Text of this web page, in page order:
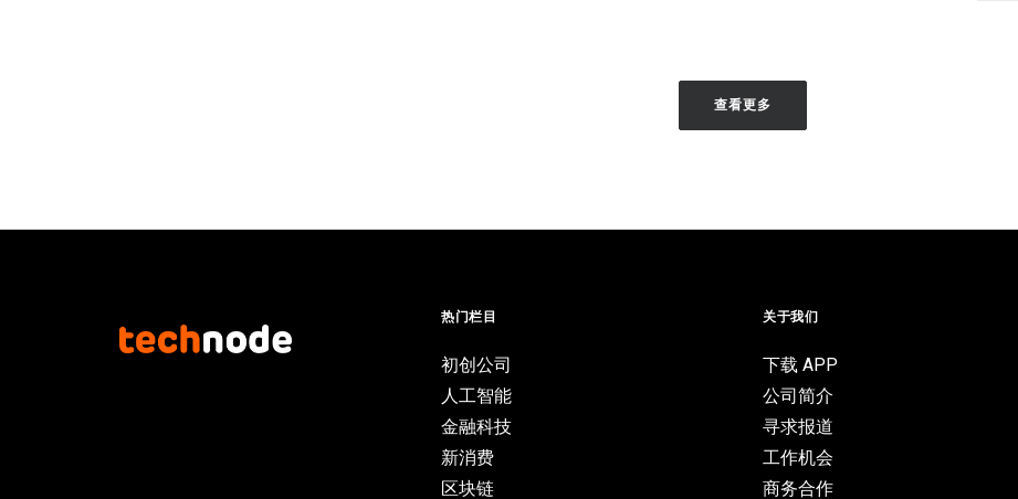
查看更多
热门栏目
初创公司
人工智能
金融科技
新消费
区块链
关于我们
下载 APP
公司简介
寻求报道
工作机会
商务合作